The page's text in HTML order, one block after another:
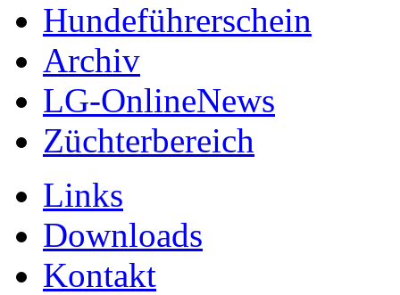
Hundeführerschein
Archiv
LG-OnlineNews
Züchterbereich
Links
Downloads
Kontakt